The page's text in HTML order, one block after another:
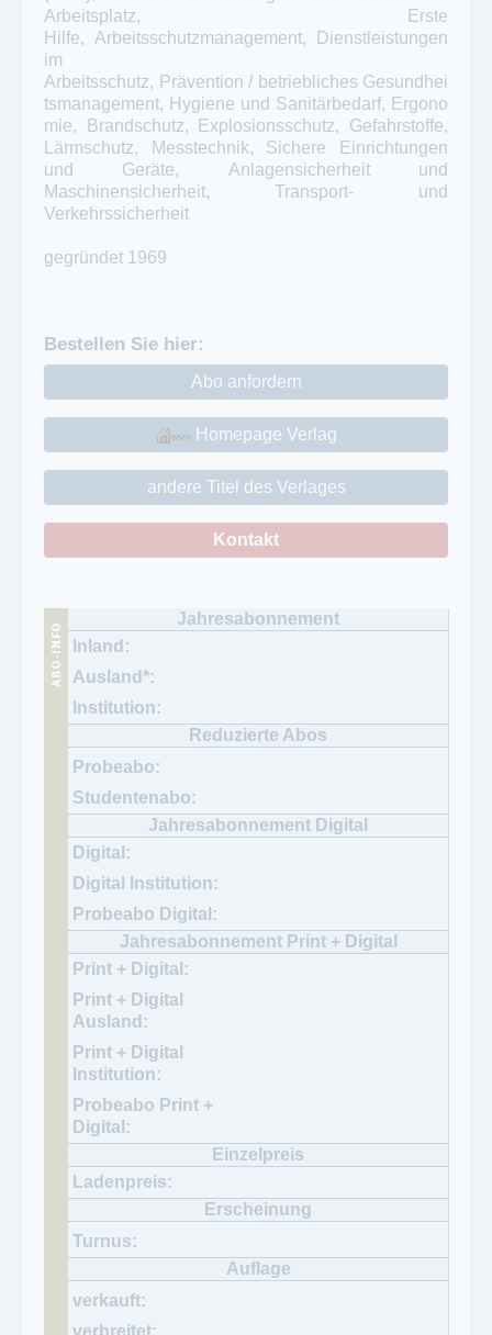
Arbeitsplatz, Erste
Hilfe, Arbeitsschutzmanagement, Dienstleistungen
im
Arbeitsschutz, Prävention / betriebliches Gesundhei
tsmanagement, Hygiene und Sanitärbedarf, Ergono
mie, Brandschutz, Explosionsschutz, Gefahrstoffe,
Lärmschutz, Messtechnik, Sichere Einrichtungen
und Geräte, Anlagensicherheit und
Maschinensicherheit, Transport- und
Verkehrssicherheit
gegründet 1969
Bestellen Sie hier:
Abo anfordern
Homepage Verlag
andere Titel des Verlages
Kontakt